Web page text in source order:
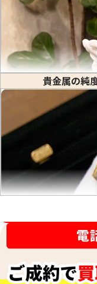
新幹線鉄道開業50周
ルーフ貨幣セット 鉄
千円銀貨幣 計6点
参考買取価格
金や白金などの貴金
す。比重とは、私達
物質の1立方センチメ
物質を1センチ角の
ンチメートルあたり
PT900のように何種
でも、その混合比率
が付いていない金塊
るものの純度を、非
な査定額は、これら
専門知識と経験を総
貴金属の純
刻印がなくて純度が
と組み合わされた合
専門的な技術で正確
す。他店で「買取は